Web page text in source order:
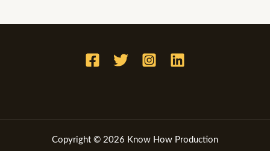
Copyright © 2026 Know How Production